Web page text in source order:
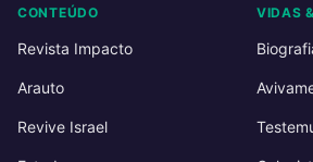
CONTEÚDO
Revista Impacto
Arauto
Revive Israel
VIDAS